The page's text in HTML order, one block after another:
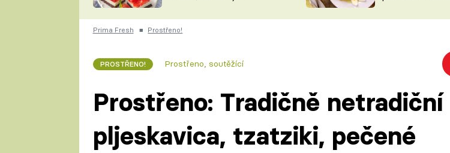
ČESKO NA TALÍŘI
KUCHAŘKA
VYCHYTÁVKY
Prima Fresh ■ Prostřeno!
PROSTŘENO! Prostřeno, soutěžící
Prostřeno: Tradičně netradiční
pljeskavica, tzatziki, pečené